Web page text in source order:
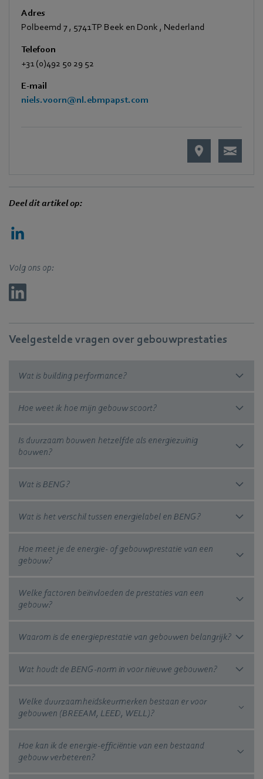
Adres
Polbeemd 7, 5741 TP Beek en Donk , Nederland
Telefoon
+31 (0)492 50 29 52
E-mail
niels.voorn@nl.ebmpapst.com
Deel dit artikel op:
Volg ons op:
Veelgestelde vragen over gebouwprestaties
Wat is building performance?
Hoe weet ik hoe mijn gebouw scoort?
Is duurzaam bouwen hetzelfde als energiezuinig
bouwen?
Wat is BENG?
Wat is het verschil tussen energielabel en BENG?
Hoe meet je de energie- of gebouwprestatie van een
gebouw?
Welke factoren beïnvloeden de prestaties van een
gebouw?
Waarom is de energieprestatie van gebouwen belangrijk?
Wat houdt de BENG-norm in voor nieuwe gebouwen?
Welke duurzaamheidskeurmerken bestaan er voor
gebouwen (BREEAM, LEED, WELL)?
Hoe kan ik de energie-efficiëntie van een bestaand
gebouw verbeteren?